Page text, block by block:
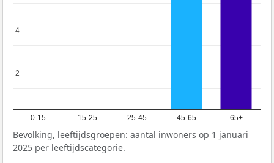
0-15 15-25 25-45 45-65 65+
2
2
4
4
Bevolking, leeftijdsgroepen: aantal inwoners op 1 januari
2025 per leeftijdscategorie.